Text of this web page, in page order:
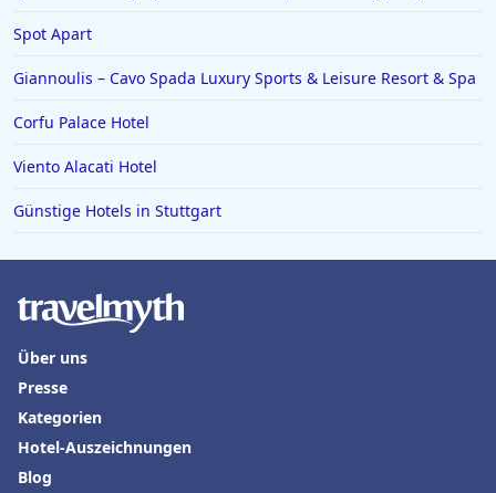
Spot Apart
Giannoulis – Cavo Spada Luxury Sports & Leisure Resort & Spa
Corfu Palace Hotel
Viento Alacati Hotel
Günstige Hotels in Stuttgart
Über uns
Presse
Kategorien
Hotel-Auszeichnungen
Blog